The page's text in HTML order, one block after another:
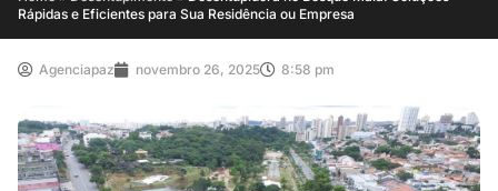
Rápidas e Eficientes para Sua Residência ou Empresa
Agenciapaz novembro 26, 2025 8:58 pm